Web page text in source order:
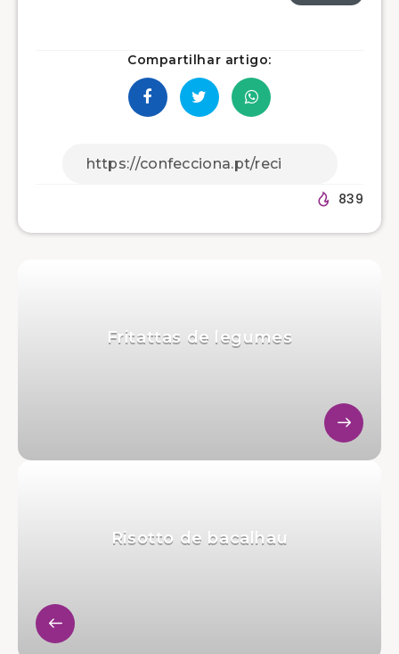
Compartilhar artigo:
839
Fritattas de legumes
Risotto de bacalhau